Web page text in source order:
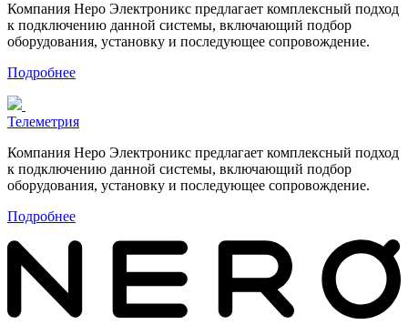
Компания Неро Электроникс предлагает комплексный подход
к подключению данной системы, включающий подбор
оборудования, установку и последующее сопровождение.
Подробнее
Телеметрия
Компания Неро Электроникс предлагает комплексный подход
к подключению данной системы, включающий подбор
оборудования, установку и последующее сопровождение.
Подробнее